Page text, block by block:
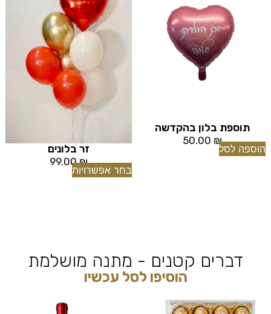
תוספת בלון בהקדשה
50.00 ₪
הוספה לסל זר בלונים
99.00₪
בחר אפשרויות
דברים קטנים - מתנה מושלמת
הוסיפו לסל עכשיו